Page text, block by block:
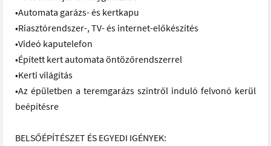
•Automata garázs- és kertkapu
•Riasztórendszer-, TV- és internet-előkészítés
•Videó kaputelefon
•Épített kert automata öntözőrendszerrel
•Kerti világítás
•Az épületben a teremgarázs szintről induló felvonó kerül
beépítésre
BELSŐÉPÍTÉSZET ÉS EGYEDI IGÉNYEK: